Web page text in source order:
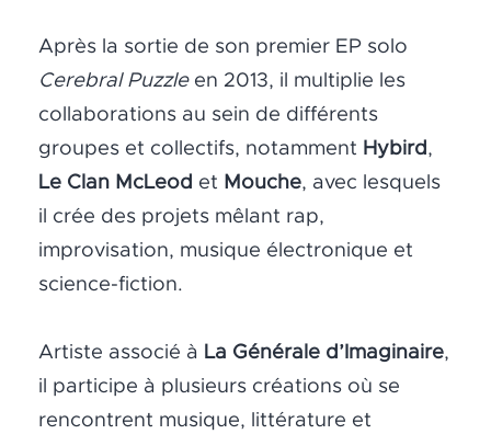
Après la sortie de son premier EP solo
Cerebral Puzzleen 2013, il multiplie les
collaborations au sein de différents
groupes et collectifs, notamment Hybird ,
Le Clan McLeod et Mouche, avec lesquels
il crée des projets mêlant rap,
improvisation, musique électronique et
science-fiction.
Artiste associé à La Générale d’Imaginaire,
il participe à plusieurs créations où se
rencontrent musique, littérature et